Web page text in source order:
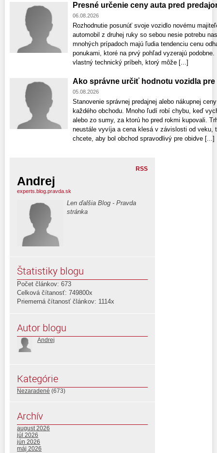
Presné určenie ceny auta pred
06.08.2026
Rozhodnutie posunúť svoje vozidlo novému
automobil z druhej ruky so sebou nesie potrebu
mnohých prípadoch majú ľudia tendenciu cenu
ponukami, ktoré na prvý pohľad vyzerajú
vlastný technický príbeh, ktorý môže [...]
Ako správne určiť hodnotu vozidla pre
05.08.2026
Stanovenie správnej predajnej alebo nákupnej
každého obchodu. Mnoho ľudí robí chybu, keď
alebo zo sumy, za ktorú ho pred rokmi kupovali.
neustále vyvíja a cena klesá v závislosti od veku,
chcete, aby bol obchod spravodlivý pre obidve [...]
RSS
Andrej
experts.blog.pravda.sk
Len ďalšia Blog - Pravda
stránka
Štatistiky blogu
Počet článkov: 673
Celková čítanosť: 749800x
Priemerná čítanosť článkov: 1114x
Autor blogu
Andrej
Kategórie
Nezaradené (673)
Archív
august 2026
júl 2026
jún 2026
máj 2026